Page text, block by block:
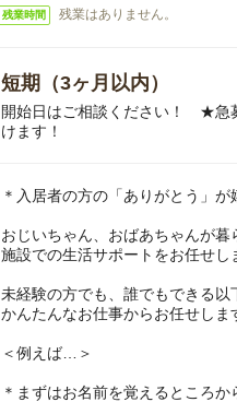
残業時間 残業はありません。
短期（3ヶ月以内）
開始日はご相談ください！ ★急
けます！
＊入居者の方の「ありがとう」が
おじいちゃん、おばあちゃんが暮
施設での生活サポートをお任せし
未経験の方でも、誰でもできる以
かんたんなお仕事からお任せしま
＜例えば…＞
＊まずはお名前を覚えるところか